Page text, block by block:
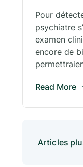
Pour
psychiatre
examen
encore de
Read More
Articles